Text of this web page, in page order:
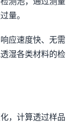
量。
应速度快、无需
湿各类材料的检
，计算透过样品